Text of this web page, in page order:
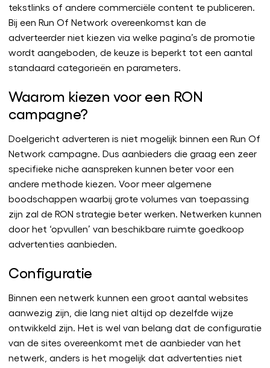
tekstlinks of andere commerciële content te publiceren.
Bij een Run Of Network overeenkomst kan de
adverteerder niet kiezen via welke pagina’s de promotie
wordt aangeboden, de keuze is beperkt tot een aantal
standaard categorieën en parameters.
Waarom kiezen voor een RON
campagne?
Doelgericht adverteren is niet mogelijk binnen een Run Of
Network campagne. Dus aanbieders die graag een zeer
specifieke niche aanspreken kunnen beter voor een
andere methode kiezen. Voor meer algemene
boodschappen waarbij grote volumes van toepassing
zijn zal de RON strategie beter werken. Netwerken kunnen
door het ‘opvullen’ van beschikbare ruimte goedkoop
advertenties aanbieden.
Configuratie
Binnen een netwerk kunnen een groot aantal websites
aanwezig zijn, die lang niet altijd op dezelfde wijze
ontwikkeld zijn. Het is wel van belang dat de configuratie
van de sites overeenkomt met de aanbieder van het
netwerk, anders is het mogelijk dat advertenties niet